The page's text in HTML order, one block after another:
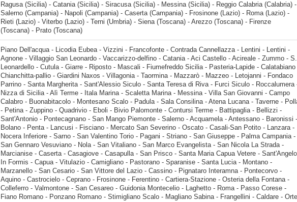
Ragusa (Sicilia) - Catania (Sicilia) - Siracusa (Sicilia) - Messina (Sicilia) - Reggio Calabria (Calabria) -
Salerno (Campania) - Napoli (Campania) - Caserta (Campania) - Frosinone (Lazio) - Roma (Lazio) -
Rieti (Lazio) - Viterbo (Lazio) - Terni (Umbria) - Siena (Toscana) - Arezzo (Toscana) - Firenze
(Toscana) - Prato (Toscana)
Piano Dell'acqua - Licodia Eubea - Vizzini - Francofonte - Contrada Cannellazza - Lentini - Lentini - Agnone - Villaggio San Leonardo - Vaccarizzo-delfino - Catania - Aci Castello - Acireale - Zummo - S. Leonardello - Cutula - Giarre - Riposto - Mascali - Fiumefreddo Sicilia - Pasteria-Lapide - Calatabiano - Chianchitta-pallio - Giardini Naxos - Villagonia - Taormina - Mazzarò - Mazzeo - Letojanni - Fondaco Parrino - Santa Margherita - Sant'Alessio Siculo - Santa Teresa di Riva - Furci Siculo - Roccalumera - Nizza di Sicilia - Alì Terme - Itala Marina